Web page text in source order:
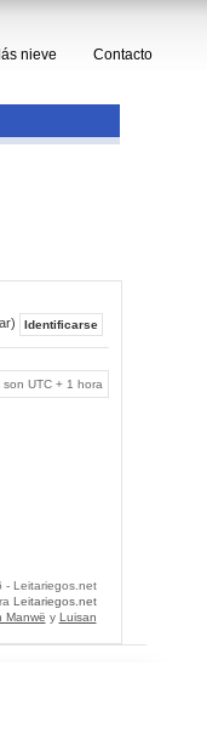
nieve Contacto
UTC + 1 hora
- Leitariegos.net
Leitariegos.net
Manwë y Luisan